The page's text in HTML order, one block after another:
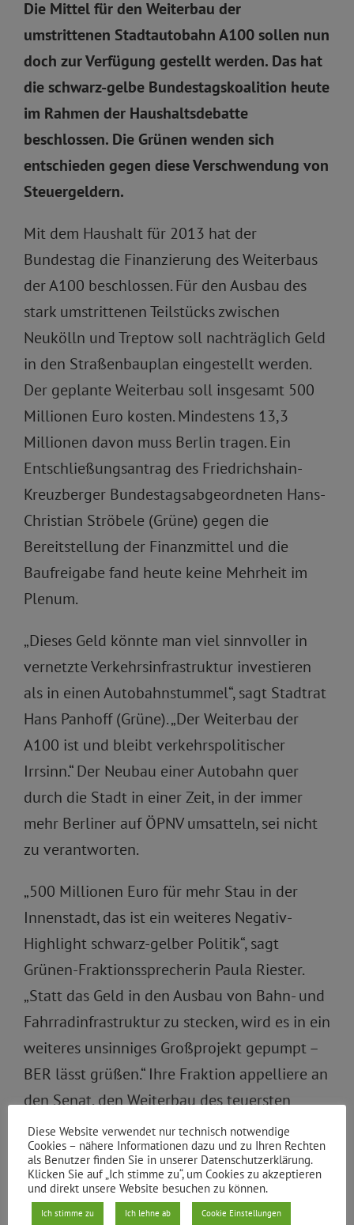
Die Mittel für den Weiterbau der
umstrittenen Stadtautobahn A100 sollen nun
doch zur Verfügung gestellt werden. Das hat
die schwarz-gelbe Bundestagskoalition heute
im Rahmen der Haushaltsdebatte
beschlossen. Die Grünen wenden sich
entschieden gegen diese Verschwendung von
Steuergeldern.
Mit dem Haushalt für 2013 hat der
Bundestag die Finanzierung des Weiterbaus
der A100 beschlossen. Für den Ausbau des
stark umstrittenen Teilstücks zwischen
Neukölln und Treptow soll nachträglich Geld
in den Straßenbauplan eingestellt werden.
Der geplante Weiterbau soll insgesamt 500
Millionen Euro kosten. Mindestens 13,3
Millionen davon muss Berlin tragen. Ein
Entschließungsantrag des Friedrichshain-
Kreuzberger Bundestagsabgeordneten Hans-
Christian Ströbele (Grüne) gegen die
Bereitstellung der Finanzmittel und die
Baufreigabe fand heute keine Mehrheit im
Plenum.
„Dieses Geld könnte man viel sinnvoller in
vernetzte Verkehrsinfrastruktur investieren
als in einen Autobahnstummel“, sagt Stadtrat
Hans Panhoff (Grüne). „Der Weiterbau der
A100 ist und bleibt verkehrspolitischer
Irrsinn.“ Der Neubau einer Autobahn quer
durch die Stadt in einer Zeit, in der immer
mehr Berliner auf ÖPNV umsatteln, sei nicht
zu verantworten.
„500 Millionen Euro für mehr Stau in der
Innenstadt, das ist ein weiteres Negativ-
Highlight schwarz-gelber Politik“, sagt
Grünen-Fraktionssprecherin Paula Riester.
„Statt das Geld in den Ausbau von Bahn- und
Fahrradinfrastruktur zu stecken, wird es in ein
weiteres unsinniges Großprojekt gepumpt –
BER lässt grüßen.“ Ihre Fraktion appelliere an
den Senat, den Weiterbau des teuersten
Autobahnprojektes Deutschlands zu stoppen.
Der Kampf gegen die A100 geht indessen
weiter.
Am 29. November veranstalten die
Diese Website verwendet nur technisch notwendige
Cookies – nähere Informationen dazu und zu Ihren Rechten
als Benutzer finden Sie in unserer Datenschutzerklärung.
Klicken Sie auf „Ich stimme zu“, um Cookies zu akzeptieren
und direkt unsere Website besuchen zu können.
Ich stimme zu Ich lehne ab Cookie Einstellungen